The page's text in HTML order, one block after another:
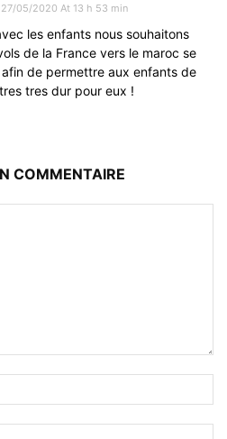
27/05/2020 At 13 h 53 min
les enfants nous souhaitons
de la France vers le maroc se
de permettre aux enfants de
tres dur pour eux !
COMMENTAIRE